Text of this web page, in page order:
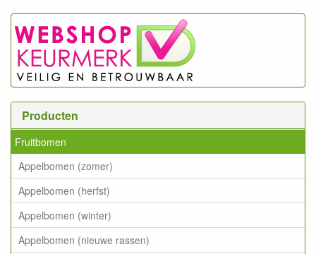
Producten
Fruitbomen
Appelbomen (zomer)
Appelbomen (herfst)
Appelbomen (winter)
Appelbomen (nieuwe rassen)